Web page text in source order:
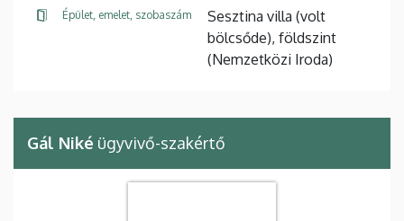
Épület, emelet, szobaszám
Sesztina villa (volt
bölcsőde), földszint
(Nemzetközi Iroda)
Gál Niké ügyvivő-szakértő